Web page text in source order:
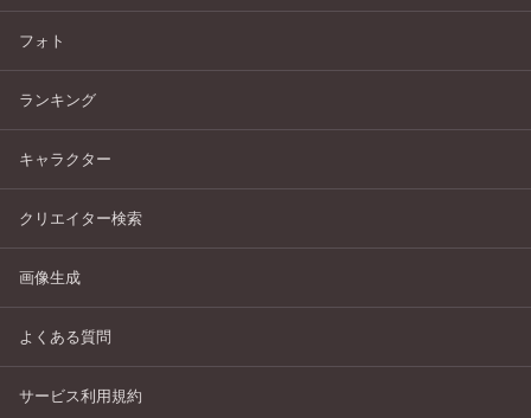
フォト
ランキング
キャラクター
クリエイター検索
画像生成
よくある質問
サービス利用規約